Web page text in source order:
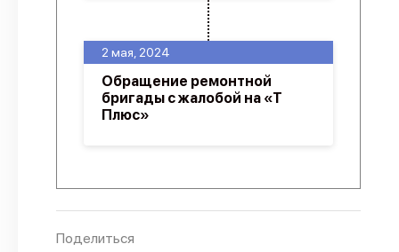
2 мая, 2024
Обращение ремонтной
бригады с жалобой на «Т
Плюс»
Поделиться